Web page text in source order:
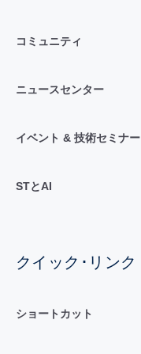
コミュニティ
ニュースセンター
イベント & 技術セミナー
STとAI
クイック･リンク
ショートカット